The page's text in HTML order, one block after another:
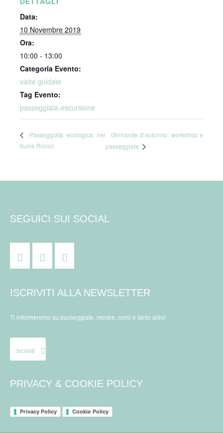
Data:
10 Novembre 2019
Ora:
10:00 - 13:00
Categoria Evento:
visite guidate
Tag Evento:
passeggiata-escursione
Passeggiata ecologica nel
fiume Ronco
Ghirlande d’autunno: workshop e
passeggiata
SEGUICI SUI SOCIAL
ISCRIVITI ALLA NEWSLETTER
Ti informeremo su passeggiate, mostre, corsi e tanto altro!
Iscriviti
PRIVACY & COOKIE POLICY
Privacy Policy Cookie Policy